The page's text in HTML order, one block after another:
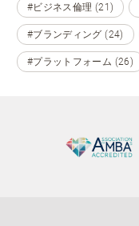
#ビジネス倫理 (21)
#ブランディング (24)
#プラットフォーム (26)